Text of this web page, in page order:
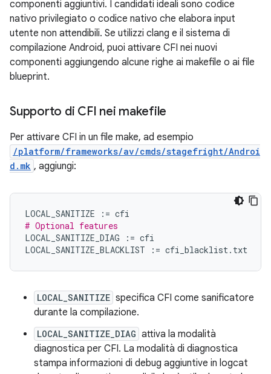
componenti aggiuntivi. I candidati ideali sono codice
nativo privilegiato o codice nativo che elabora input
utente non attendibili. Se utilizzi clang e il sistema di
compilazione Android, puoi attivare CFI nei nuovi
componenti aggiungendo alcune righe ai makefile o ai file
blueprint.
Supporto di CFI nei makefile
Per attivare CFI in un file make, ad esempio
/platform/frameworks/av/cmds/stagefright/Androi
d.mk , aggiungi:
LOCAL_SANITIZE := cfi
# Optional features
LOCAL_SANITIZE_DIAG
:= cfi
LOCAL_SANITIZE_BLACKLIST
:= cfi_blacklist. txt
LOCAL_SANITIZE specifica CFI come sanificatore
durante la compilazione.
LOCAL_SANITIZE_DIAG attiva la modalità
diagnostica per CFI. La modalità di diagnostica
stampa informazioni di debug aggiuntive in logcat